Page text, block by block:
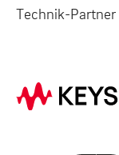
Technik-Partner